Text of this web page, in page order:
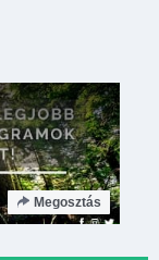
Megosztás